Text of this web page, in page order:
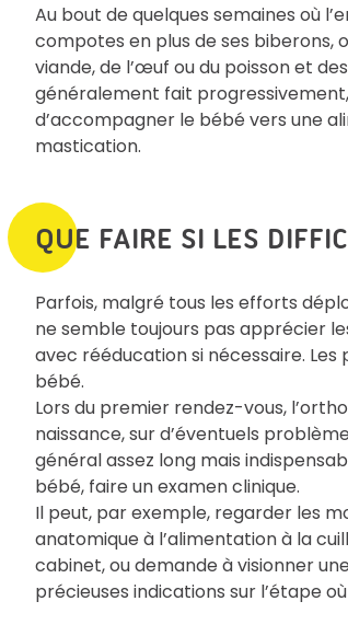
Au bout de quelques semaines où
compotes en plus de ses biberons,
viande, de l’œuf ou du poisson et
généralement fait
d’accompagner le bébé vers une
mastication.
QUE FAIRE SI LES
Parfois, malgré tous les efforts
ne semble toujours pas apprécier
avec rééducation si nécessaire.
bébé.
Lors du premier rendez-vous,
naissance, sur d’éventuels
général assez long mais
bébé, faire un examen clinique.
Il peut, par exemple, regarder les
anatomique à l’alimentation à la
cabinet, ou demande à visionner
précieuses indications sur l’étape